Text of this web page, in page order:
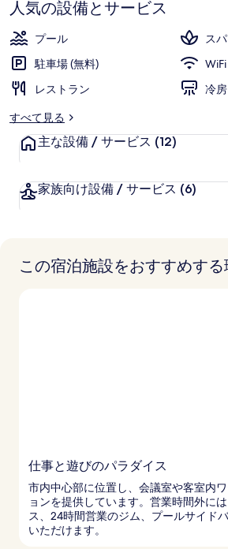
ギ
ャ
ラ
リ
ー
人気の設備とサービス
プール
スパ
駐車場 (無料)
レストラン
冷房
すべて見る
主な設備 / サービス (12)
家族向け設備 / サービス (6)
この宿泊施設をおすすめする
仕事と遊びのパラダイス
市内中心部に位置し、会議室や客室内
ョンを提供しています。営業時間外に
ス、24時間営業のジム、プールサイド
いただけます。